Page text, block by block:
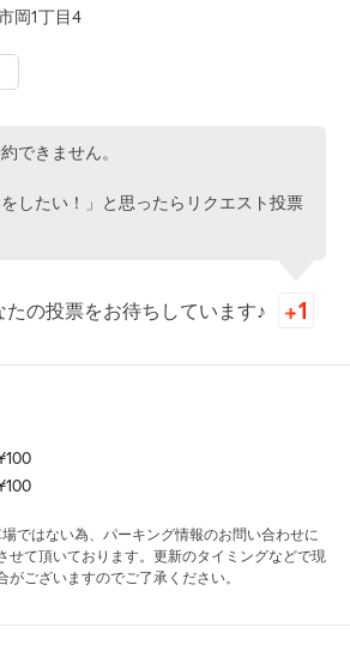
岡1丁目4
できません。
をしたい！」と思ったらリクエスト投票
たの投票をお待ちしています♪
ではない為、パーキング情報のお問い合わせに
せて頂いております。更新のタイミングなどで現
ございますのでご了承ください。